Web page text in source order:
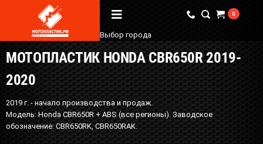
Вопрос / Ответ
Бренды
О Магазине
Выбор города
0
МОТОПЛАСТИК HONDA CBR650R 2019-
2020
2019 г. - начало производства и продаж.
Модель: Honda CBR650R + ABS (все регионы). Заводское
обозначение: CBR650RK, CBR650RAK.